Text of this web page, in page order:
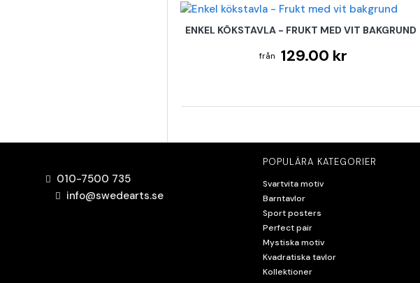
ENKEL KÖKSTAVLA - FRUKT MED VIT BAKGRUND
129.00 kr
010-7500 735
info@swedearts.se
POPULÄRA KATEGORIER
Svartvita motiv
Barntavlor
Sport posters
Perfect pair
Mystiska motiv
Kvadratiska tavlor
Kollektioner